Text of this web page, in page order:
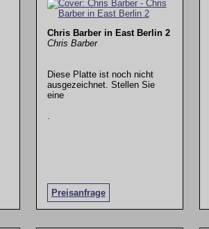
Chris Barber in East Berlin 2
Chris Barber
Diese Platte ist noch nicht
ausgezeichnet. Stellen Sie
eine
Preisanfrage